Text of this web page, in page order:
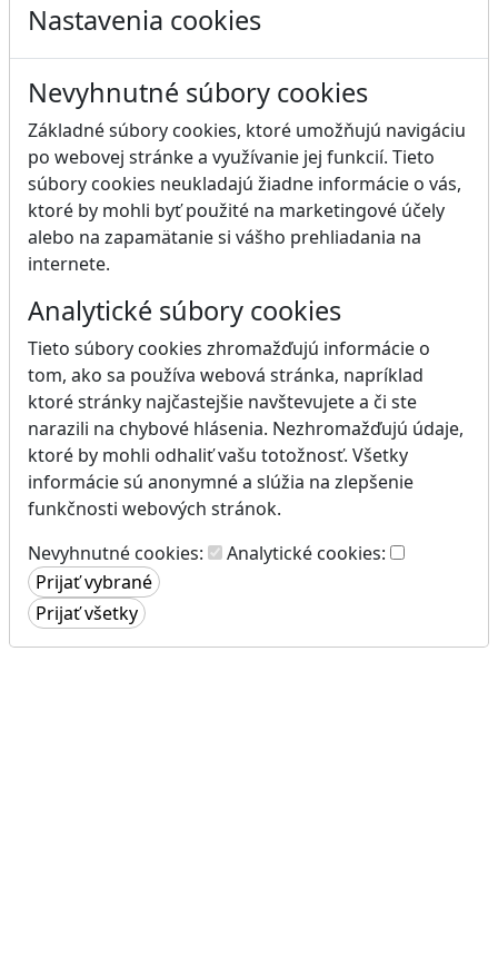
Nastavenia cookies
Nevyhnutné súbory cookies
Základné súbory cookies, ktoré umožňujú navigáciu
po webovej stránke a využívanie jej funkcií. Tieto
súbory cookies neukladajú žiadne informácie o vás,
ktoré by mohli byť použité na marketingové účely
alebo na zapamätanie si vášho prehliadania na
internete.
Analytické súbory cookies
Tieto súbory cookies zhromažďujú informácie o
tom, ako sa používa webová stránka, napríklad
ktoré stránky najčastejšie navštevujete a či ste
narazili na chybové hlásenia. Nezhromažďujú údaje,
ktoré by mohli odhaliť vašu totožnosť. Všetky
informácie sú anonymné a slúžia na zlepšenie
funkčnosti webových stránok.
Nevyhnutné cookies:
Analytické cookies: